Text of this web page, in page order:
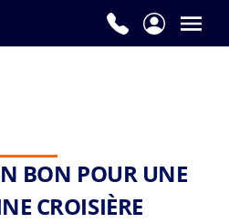
BON POUR UNE
CROISIÈRE